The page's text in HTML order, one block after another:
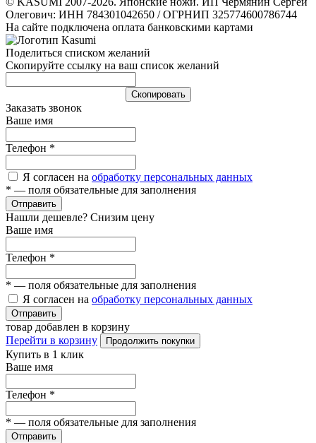
Олегович: ИНН 784301042650 / ОГРНИП 325774600786744
На сайте подключена оплата банковскими картами
Поделиться списком желаний
Скопируйте ссылку на ваш список желаний
Cкопировать
Заказать звонок
Ваше имя
Телефон *
Я согласен на обработку персональных данных
* — поля обязательные для заполнения
Отправить
Нашли дешевле? Снизим цену
Ваше имя
Телефон *
* — поля обязательные для заполнения
Я согласен на обработку персональных данных
Отправить
товар добавлен в корзину
Перейти в корзину
Продолжить покупки
Купить в 1 клик
Ваше имя
Телефон *
* — поля обязательные для заполнения
Отправить